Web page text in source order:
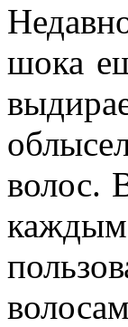
шока
волос.